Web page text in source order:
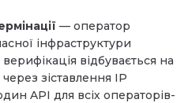
— оператор
інфраструктури
відбувається на
зіставлення IP
API для всіх операторів-